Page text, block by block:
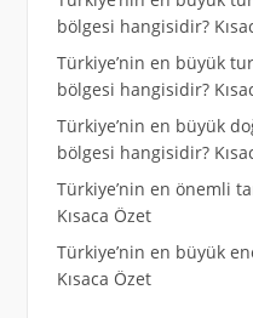
bölgesi hangisidir?
Türkiye’nin en büyük
bölgesi hangisidir?
Türkiye’nin en büyük
bölgesi hangisidir?
Türkiye’nin en önemli
Kısaca Özet
Türkiye’nin en büyük
Kısaca Özet